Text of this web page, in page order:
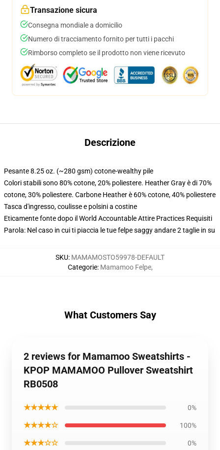
Transazione sicura
Consegna mondiale a domicilio
Numero di tracciamento fornito per tutti i pacchi
Rimborso completo se il prodotto non viene ricevuto
Descrizione
Pesante 8.25 oz. (~280 gsm) cotone-wealthy pile
Colori stabili sono 80% cotone, 20% poliestere. Heather Gray è di 70%
cotone, 30% poliestere. Carbone Heather è 60% cotone, 40% poliestere
Tasca d'ingresso, coulisse e polsini a costine
Eticamente fonte dopo il World Accountable Attire Practices Requisiti
Parola: Nel caso in cui ti piaccia le tue felpe saggy andare 2 taglie in su
SKU: MAMAMOSTO59978-DEFAULT
Categorie: Mamamoo Felpe,
What Customers Say
2 reviews for Mamamoo Sweatshirts -
KPOP MAMAMOO Pullover Sweatshirt
RB0508
★★★★★ 0%
★★★★☆ 100%
★★★☆☆ 0%